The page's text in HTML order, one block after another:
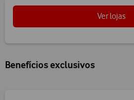
Ver lojas
Benefícios exclusivos